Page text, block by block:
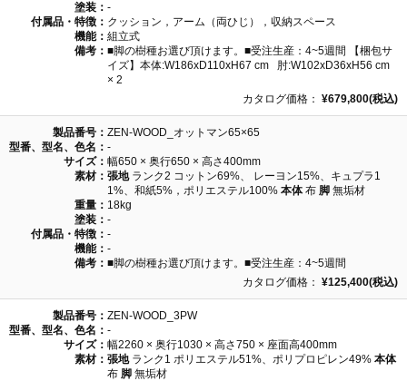
塗装： -
付属品・特徴： クッション，アーム（両ひじ），収納スペース
機能： 組立式
備考： ■脚の樹種お選び頂けます。■受注生産：4~5週間 【梱包サ
イズ】本体:W186xD110xH67 cm 肘:W102xD36xH56 cm
× 2
カタログ価格： ¥679,800(税込)
製品番号： ZEN-WOOD_オットマン65×65
型番、型名、色名： -
サイズ： 幅650 × 奥行650 × 高さ400mm
素材： 張地ランク2 コットン69%、 レーヨン15%、キュプラ1
1%、和紙5%，ポリエステル100% 本体布 脚 無垢材
重量： 18kg
塗装： -
付属品・特徴： -
機能： -
備考： ■脚の樹種お選び頂けます。■受注生産：4~5週間
カタログ価格： ¥125,400(税込)
製品番号： ZEN-WOOD_3PW
型番、型名、色名： -
サイズ： 幅2260 × 奥行1030 × 高さ750 × 座面高400mm
素材： 張地ランク1 ポリエステル51%、ポリプロピレン49% 本体
布 脚 無垢材